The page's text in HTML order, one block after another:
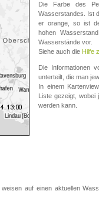
Die Farbe des
Wasserstandes. Ist
er orange, so ist
hohen
Wasserstände vor.
Siehe auch die Hilfe
Die Informationen
unterteilt, die man
In einem
Liste gezeigt,
werden kann.
auf einen aktuellen